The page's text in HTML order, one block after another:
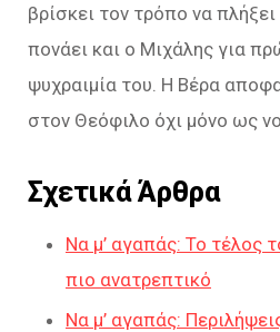
βρίσκει τον τρόπο να
πονάει και ο Μιχάλης για
ψυχραιμία του. Η Βέρα
στον Θεόφιλο όχι μόνο ως
Σχετικά Άρθρα
Να μ’ αγαπάς: Το τέλος
πιο ανατρεπτικό
Να μ’ αγαπάς: